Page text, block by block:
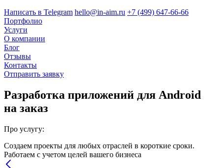
Написать в Telegram hello@in-aim.ru +7 (499) 647-66-66
Портфолио
Услуги
О компании
Блог
Отзывы
Контакты
Отправить заявку
Разработка приложений для Android
на заказ
Про услугу:
Создаем проекты для любых отраслей в короткие сроки.
Работаем с учетом целей вашего бизнеса